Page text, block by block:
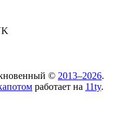
© 2013–2026.
работает на 11ty.